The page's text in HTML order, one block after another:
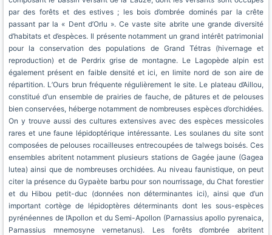
par des forêts et des estives ; les bois d’ombrée dominés par la crête
passant par la « Dent d’Orlu ». Ce vaste site abrite une grande diversité
d’habitats et d’espèces. Il présente notamment un grand intérêt patrimonial
pour la conservation des populations de Grand Tétras (hivernage et
reproduction) et de Perdrix grise de montagne. Le Lagopède alpin est
également présent en faible densité et ici, en limite nord de son aire de
répartition. L’Ours brun fréquente régulièrement le site. Le plateau d’Aillou,
constitué d’un ensemble de prairies de fauche, de pâtures et de pelouses
bien conservées, héberge notamment de nombreuses espèces d’orchidées.
On y trouve aussi des cultures extensives avec des espèces messicoles
rares et une faune lépidoptérique intéressante. Les soulanes du site sont
composées de pelouses rocailleuses entrecoupées de talwegs boisés. Ces
ensembles abritent notamment plusieurs stations de Gagée jaune (Gagea
lutea) ainsi que de nombreuses orchidées. Au niveau faunistique, on peut
citer la présence du Gypaète barbu pour son nourrissage, du Chat forestier
et du Hibou petit-duc (données non déterminantes ici), ainsi que d’un
important cortège de lépidoptères déterminants dont les sous-espèces
pyrénéennes de l’Apollon et du Semi-Apollon (Parnassius apollo pyrenaica,
Parnassius mnemosyne vernetanus). Les forêts d’ombrée abritent